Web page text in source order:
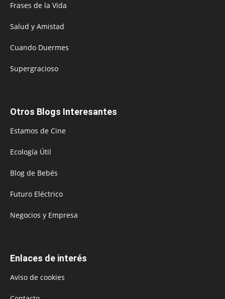
Frases de la Vida
Salud y Amistad
Cuando Duermes
Supergracioso
Otros Blogs Interesantes
Estamos de Cine
Ecología Útil
Blog de Bebés
Futuro Eléctrico
Negocios y Empresa
Enlaces de interés
Aviso de cookies